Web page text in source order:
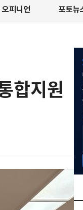
오피니언 포토뉴
합지원